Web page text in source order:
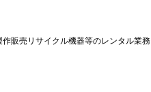
販売リサイクル機器等のレンタル業務